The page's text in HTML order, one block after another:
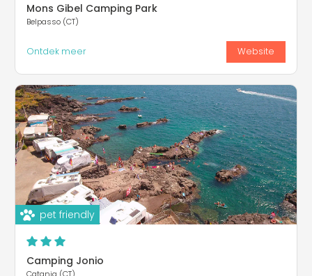
Mons Gibel Camping Park
Belpasso (CT)
Ontdek meer Website
pet friendly
Camping Jonio
Catania (CT)